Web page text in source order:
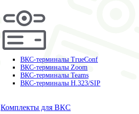
ВКС-терминалы TrueConf
ВКС-терминалы Zoom
ВКС-терминалы Teams
ВКС-терминалы H.323/SIP
Комплекты для ВКС